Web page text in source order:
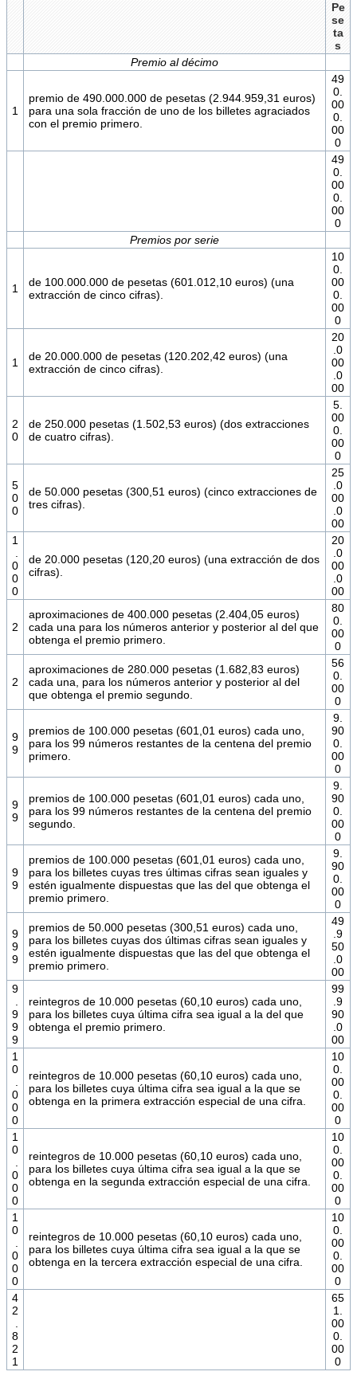
Pe
se
ta
s
Premio al décimo
1
premio de 490.000.000 de pesetas (2.944.959,31 euros)
para una sola fracción de uno de los billetes agraciados
con el premio primero.
49
0.
00
0.
00
0
49
0.
00
0.
00
0
Premios por serie
1
de 100.000.000 de pesetas (601.012,10 euros) (una
extracción de cinco cifras).
10
0.
00
0.
00
0
1
de 20.000.000 de pesetas (120.202,42 euros) (una
extracción de cinco cifras).
20
.0
00
.0
00
2
0
de 250.000 pesetas (1.502,53 euros) (dos extracciones
de cuatro cifras).
5.
00
0.
00
0
5
0
0
de 50.000 pesetas (300,51 euros) (cinco extracciones de
tres cifras).
25
.0
00
.0
00
1
.
0
0
0
de 20.000 pesetas (120,20 euros) (una extracción de dos
cifras).
20
.0
00
.0
00
2
aproximaciones de 400.000 pesetas (2.404,05 euros)
cada una para los números anterior y posterior al del que
obtenga el premio primero.
80
0.
00
0
2
aproximaciones de 280.000 pesetas (1.682,83 euros)
cada una, para los números anterior y posterior al del
que obtenga el premio segundo.
56
0.
00
0
9
9
premios de 100.000 pesetas (601,01 euros) cada uno,
para los 99 números restantes de la centena del premio
primero.
9.
90
0.
00
0
9
9
premios de 100.000 pesetas (601,01 euros) cada uno,
para los 99 números restantes de la centena del premio
segundo.
9.
90
0.
00
0
9
9
premios de 100.000 pesetas (601,01 euros) cada uno,
para los billetes cuyas tres últimas cifras sean iguales y
estén igualmente dispuestas que las del que obtenga el
premio primero.
9.
90
0.
00
0
9
9
9
premios de 50.000 pesetas (300,51 euros) cada uno,
para los billetes cuyas dos últimas cifras sean iguales y
estén igualmente dispuestas que las del que obtenga el
premio primero.
49
.9
50
.0
00
9
.
9
9
9
reintegros de 10.000 pesetas (60,10 euros) cada uno,
para los billetes cuya última cifra sea igual a la del que
obtenga el premio primero.
99
.9
90
.0
00
1
0
.
0
0
0
reintegros de 10.000 pesetas (60,10 euros) cada uno,
para los billetes cuya última cifra sea igual a la que se
obtenga en la primera extracción especial de una cifra.
10
0.
00
0.
00
0
1
0
.
0
0
0
reintegros de 10.000 pesetas (60,10 euros) cada uno,
para los billetes cuya última cifra sea igual a la que se
obtenga en la segunda extracción especial de una cifra.
10
0.
00
0.
00
0
1
0
.
0
0
0
reintegros de 10.000 pesetas (60,10 euros) cada uno,
para los billetes cuya última cifra sea igual a la que se
obtenga en la tercera extracción especial de una cifra.
10
0.
00
0.
00
0
4
2
.
8
2
1
65
1.
00
0.
00
0